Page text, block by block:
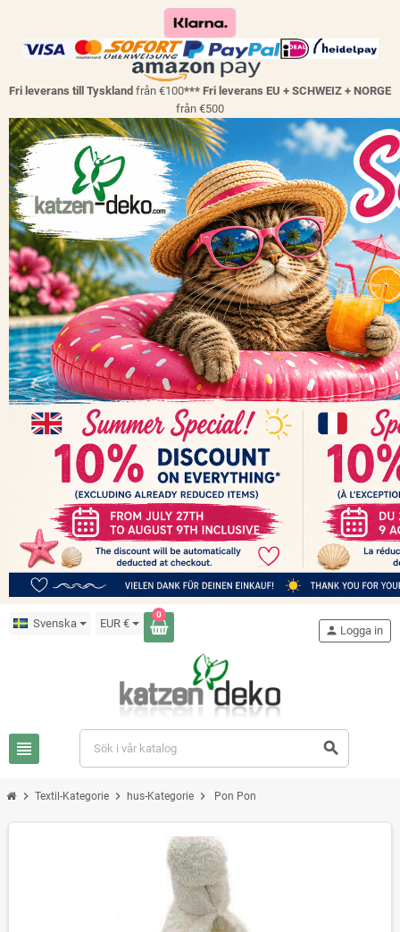
Fri leverans till Tyskland från €100*** Fri leverans EU + SCHWEIZ + NORGE
från €500
Svenska EUR €
0
view_headline search
person Logga in
chevron_right Textil-Kategorie chevron_right hus-Kategorie chevron_right Pon Pon